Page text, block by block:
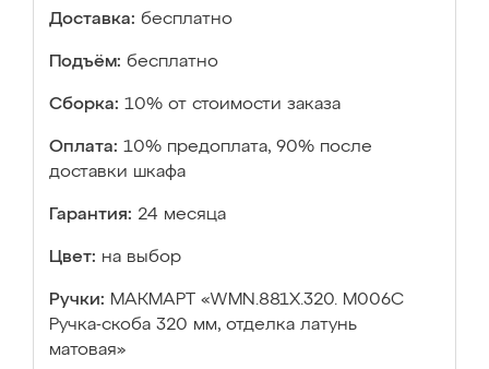
Доставка: бесплатно
Подъём: бесплатно
Сборка: 10% от стоимости заказа
Оплата: 10% предоплата, 90% после
доставки шкафа
Гарантия: 24 месяца
Цвет: на выбор
Ручки: МАКМАРТ «WMN.881X.320. M006C
Ручка-скоба 320 мм, отделка латунь
матовая»